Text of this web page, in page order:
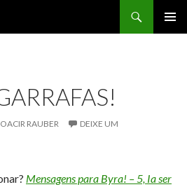
RAUBER
DEIXE UM
Mensagens para Byra! – 5, Ia ser